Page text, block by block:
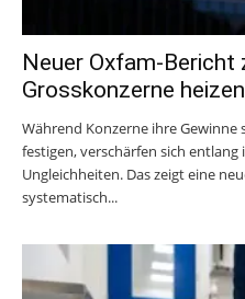
Neuer Oxfam-Bericht
Grosskonzerne
Während Konzerne ihre
festigen, verschärfen sich
Ungleichheiten. Das zeigt eine
systematisch...